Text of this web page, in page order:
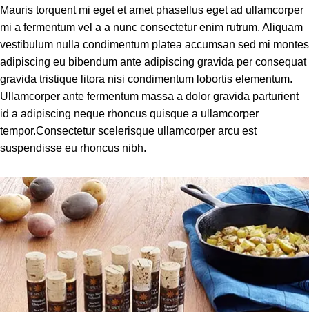
Mauris torquent mi eget et amet phasellus eget ad ullamcorper
mi a fermentum vel a a nunc consectetur enim rutrum. Aliquam
vestibulum nulla condimentum platea accumsan sed mi montes
adipiscing eu bibendum ante adipiscing gravida per consequat
gravida tristique litora nisi condimentum lobortis elementum.
Ullamcorper ante fermentum massa a dolor gravida parturient
id a adipiscing neque rhoncus quisque a ullamcorper
tempor.Consectetur scelerisque ullamcorper arcu est
suspendisse eu rhoncus nibh.